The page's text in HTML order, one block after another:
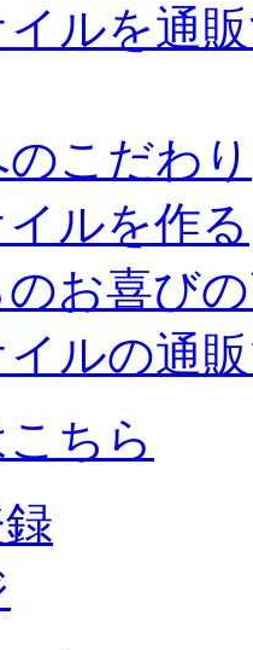
ルを通
こだわり
ルを作る
お喜び
ルの通
ちら